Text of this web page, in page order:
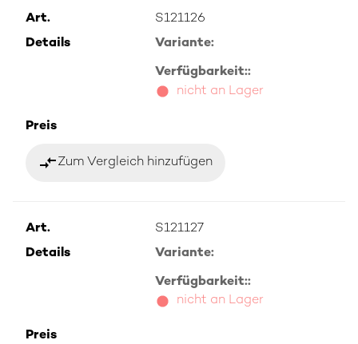
Art.
S121126
Details
Variante:
Verfügbarkeit::
nicht an Lager
Preis
compare_arrowsZum Vergleich hinzufügen
Art.
S121127
Details
Variante:
Verfügbarkeit::
nicht an Lager
Preis